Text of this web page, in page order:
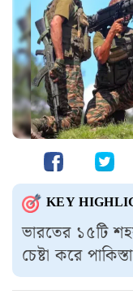
KEY
ভারতের ১৫টি
চেষ্টা করে